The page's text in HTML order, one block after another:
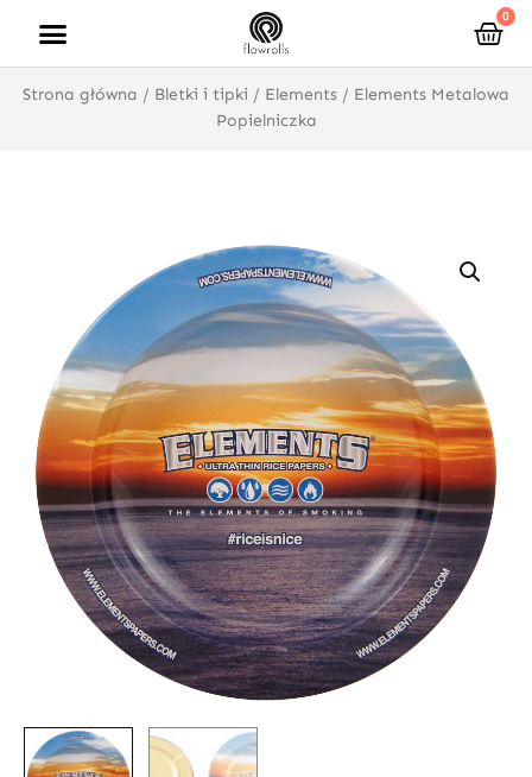
treści
0
Strona główna / Bletki i tipki / Elements / Elements Metalowa
Popielniczka